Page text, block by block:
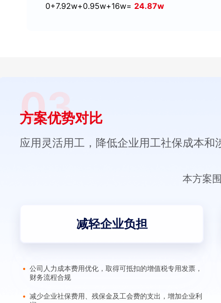
0+7.92w+0.95w+16w= 24.87w
03
方案优势对比
应用灵活用工，降低企业用工社保成本和
本方案
减轻企业负担
公司人力成本费用优化，取得可抵扣的增值税专用发票，
财务流程合规
减少企业社保费用、残保金及工会费的支出，增加企业利